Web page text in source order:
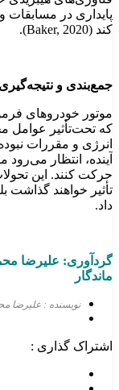
پایداری در
کند (Baker, 2020).
جمع‌بندی و نتیجه‌گیری
موتور خودروهای
که تحت‌تأثیر عوامل
انرژی و مقررات
حرکت کنند. این
تأثیر خواهند گذاشت
داد.
گردآوری: علیرضا
ماندگار
نویسنده : علیرضا
اشتراک گذاری :